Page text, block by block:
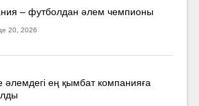
– футболдан әлем чемпионы
20, 2026
әлемдегі ең қымбат компанияға